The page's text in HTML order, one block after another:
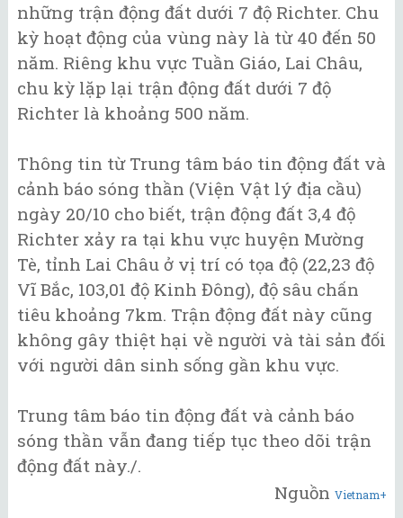
những trận động đất dưới 7 độ Richter. Chu
kỳ hoạt động của vùng này là từ 40 đến 50
năm. Riêng khu vực Tuần Giáo, Lai Châu,
chu kỳ lặp lại trận động đất dưới 7 độ
Richter là khoảng 500 năm.
Thông tin từ Trung tâm báo tin động đất và
cảnh báo sóng thần (Viện Vật lý địa cầu)
ngày 20/10 cho biết, trận động đất 3,4 độ
Richter xảy ra tại khu vực huyện Mường
Tè, tỉnh Lai Châu ở vị trí có tọa độ (22,23 độ
Vĩ Bắc, 103,01 độ Kinh Đông), độ sâu chấn
tiêu khoảng 7km. Trận động đất này cũng
không gây thiệt hại về người và tài sản đối
với người dân sinh sống gần khu vực.
Trung tâm báo tin động đất và cảnh báo
sóng thần vẫn đang tiếp tục theo dõi trận
động đất này./.
Nguồn Vietnam+